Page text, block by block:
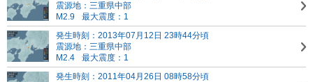
震源地：三重県中部
M2.9
最大震度：1
発生時刻：2013年07月12日 23時44分頃
震源地：三重県中部
M2.4
最大震度：1
発生時刻：2011年04月26日 08時58分頃